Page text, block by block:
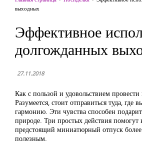
выходных
Эффективное
долгожданных
27.11.2018
Как с пользой и удовольствием
Разумеется, стоит отправиться туда, где
гармонию. Эти чувства способен
природе. Три простых действия помогут
предстоящий миниатюрный отпуск
полезным.